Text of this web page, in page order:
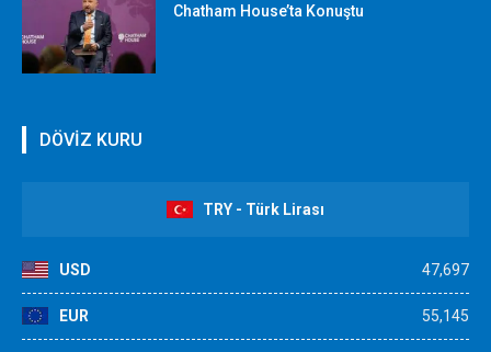
Chatham House’ta Konuştu
DÖVİZ KURU
TRY - Türk Lirası
USD 47,697
EUR 55,145